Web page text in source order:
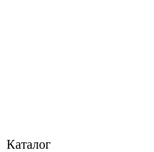
Каталог